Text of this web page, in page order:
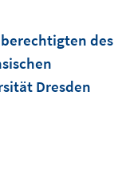
des
Dresden